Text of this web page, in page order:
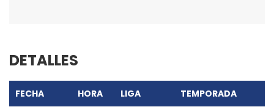
DETALLES
FECHA HORA LIGA TEMPORADA